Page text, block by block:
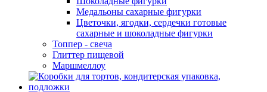
Медальоны сахарные фигурки
Цветочки, ягодки, сердечки готовые
сахарные и шоколадные фигурки
Топпер - свеча
Глиттер пищевой
Маршмеллоу